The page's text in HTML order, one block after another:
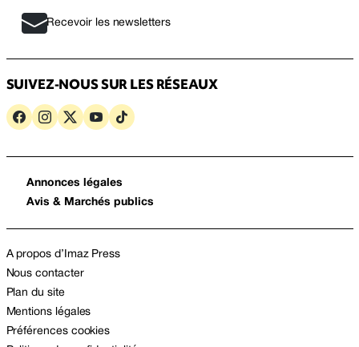
Recevoir les newsletters
SUIVEZ-NOUS SUR LES RÉSEAUX
Annonces légales
Avis & Marchés publics
A propos d’Imaz Press
Nous contacter
Plan du site
Mentions légales
Préférences cookies